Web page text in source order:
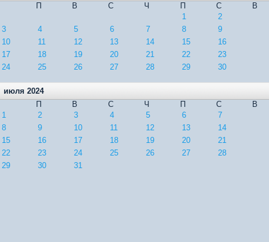
П
В С Ч П С
В
1
2
3
4 5 6 7 8
9
10
11 12 13 14 15
16
17
18 19 20 21 22
23
24
25 26 27 28 29 30
июля 2024
П
В С Ч П С
В
1
2 3 4 5 6
7
8
9 10 11 12 13
14
15
16 17 18 19 20
21
22
23 24 25 26 27
28
29
30 31